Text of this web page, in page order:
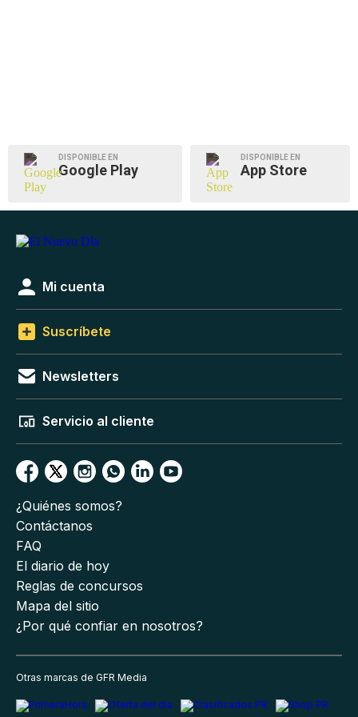
DISPONIBLE EN
Google Play
DISPONIBLE EN
App Store
Mi cuenta
Suscríbete
Newsletters
Servicio al cliente
¿Quiénes somos?
Contáctanos
FAQ
El diario de hoy
Reglas de concursos
Mapa del sitio
¿Por qué confiar en nosotros?
Otras marcas de GFR Media